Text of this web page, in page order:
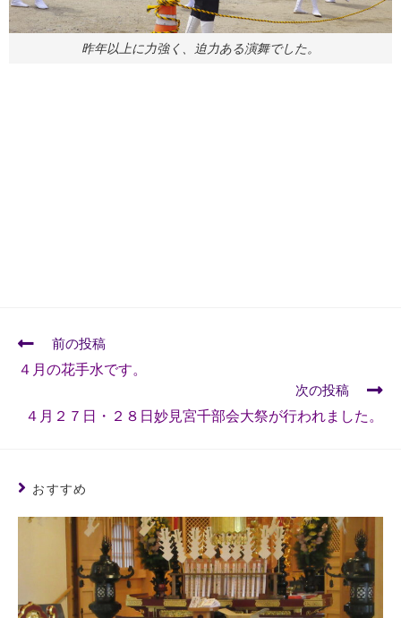
昨年以上に力強く、迫力ある演舞でした。
前の投稿
４月の花手水です。
次の投稿
４月２７日・２８日妙見宮千部会大祭が行われました。
おすすめ